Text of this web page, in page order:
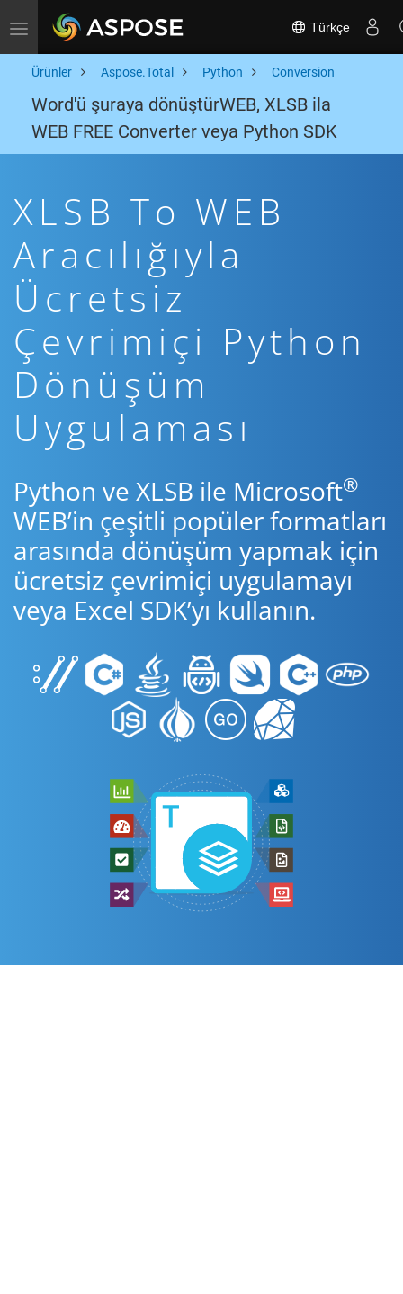
Toggle navigation Türkçe
Ürünler Aspose.Total Python Conversion
Word'ü şuraya dönüştürWEB, XLSB ila
WEB FREE Converter veya Python SDK
XLSB To WEB
Aracılığıyla
Ücretsiz
Çevrimiçi Python
Dönüşüm
Uygulaması
Python ve XLSB ile Microsoft®
WEB’in çeşitli popüler formatları
arasında dönüşüm yapmak için
ücretsiz çevrimiçi uygulamayı
veya Excel SDK’yı kullanın.